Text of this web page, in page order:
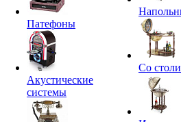
Патефоны
Акустические
системы
Со